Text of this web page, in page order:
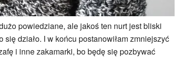
powiedziane, ale jakoś ten nurt jest bliski
działo. I w końcu postanowiłam zmniejszyć
i inne zakamarki, bo będę się pozbywać